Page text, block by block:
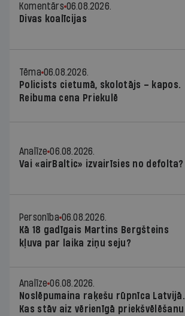
Komentārs 06.08.2026.
Divas koalīcijas
Tēma 06.08.2026.
Policists cietumā, skolotājs – kapos.
Reibuma cena Priekulē
Analīze 06.08.2026.
Vai «airBaltic» izvairīsies no defolta?
Personība 06.08.2026.
Kā 18 gadīgais Martins Bergšteins
kļuva par laika ziņu seju?
Analīze 06.08.2026.
Noslēpumaina raķešu rūpnīca Latvijā.
Kas stāv aiz vērienīgā priekšvēlēšanu